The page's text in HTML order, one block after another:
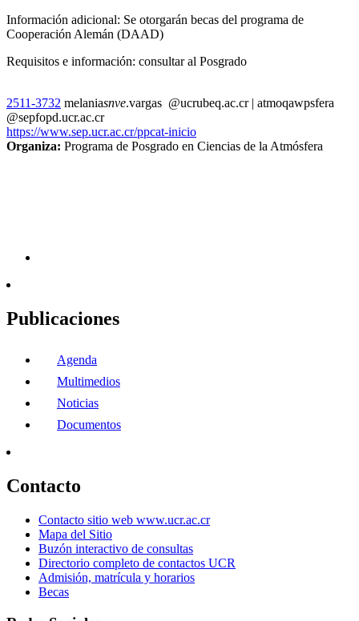
Información adicional: Se otorgarán becas del programa de
Cooperación Alemán (DAAD)
Requisitos e información: consultar al Posgrado
2511-3732 melaniasnve.vargas @ucrubeq.ac.cr| atmoqawpsfera
@sepfopd.ucr.ac.cr
https://www.sep.ucr.ac.cr/ppcat-inicio
Organiza: Programa de Posgrado en Ciencias de la Atmósfera
Publicaciones
Agenda
Multimedios
Noticias
Documentos
Contacto
Contacto sitio web www.ucr.ac.cr
Mapa del Sitio
Buzón interactivo de consultas
Directorio completo de contactos UCR
Admisión, matrícula y horarios
Becas